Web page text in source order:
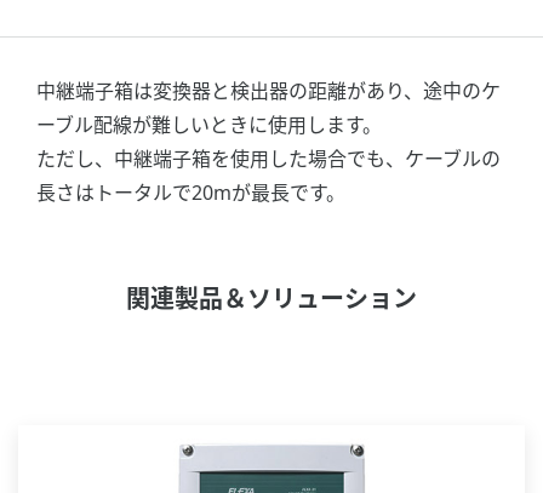
中継端子箱は変換器と検出器の距離があり、途中のケ
ーブル配線が難しいときに使用します。
ただし、中継端子箱を使用した場合でも、ケーブルの
長さはトータルで20mが最長です。
関連製品＆ソリューション